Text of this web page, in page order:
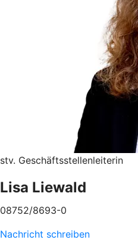
stv. Geschäftsstellenleiterin
Lisa Liewald
08752/8693-0
Nachricht schreiben